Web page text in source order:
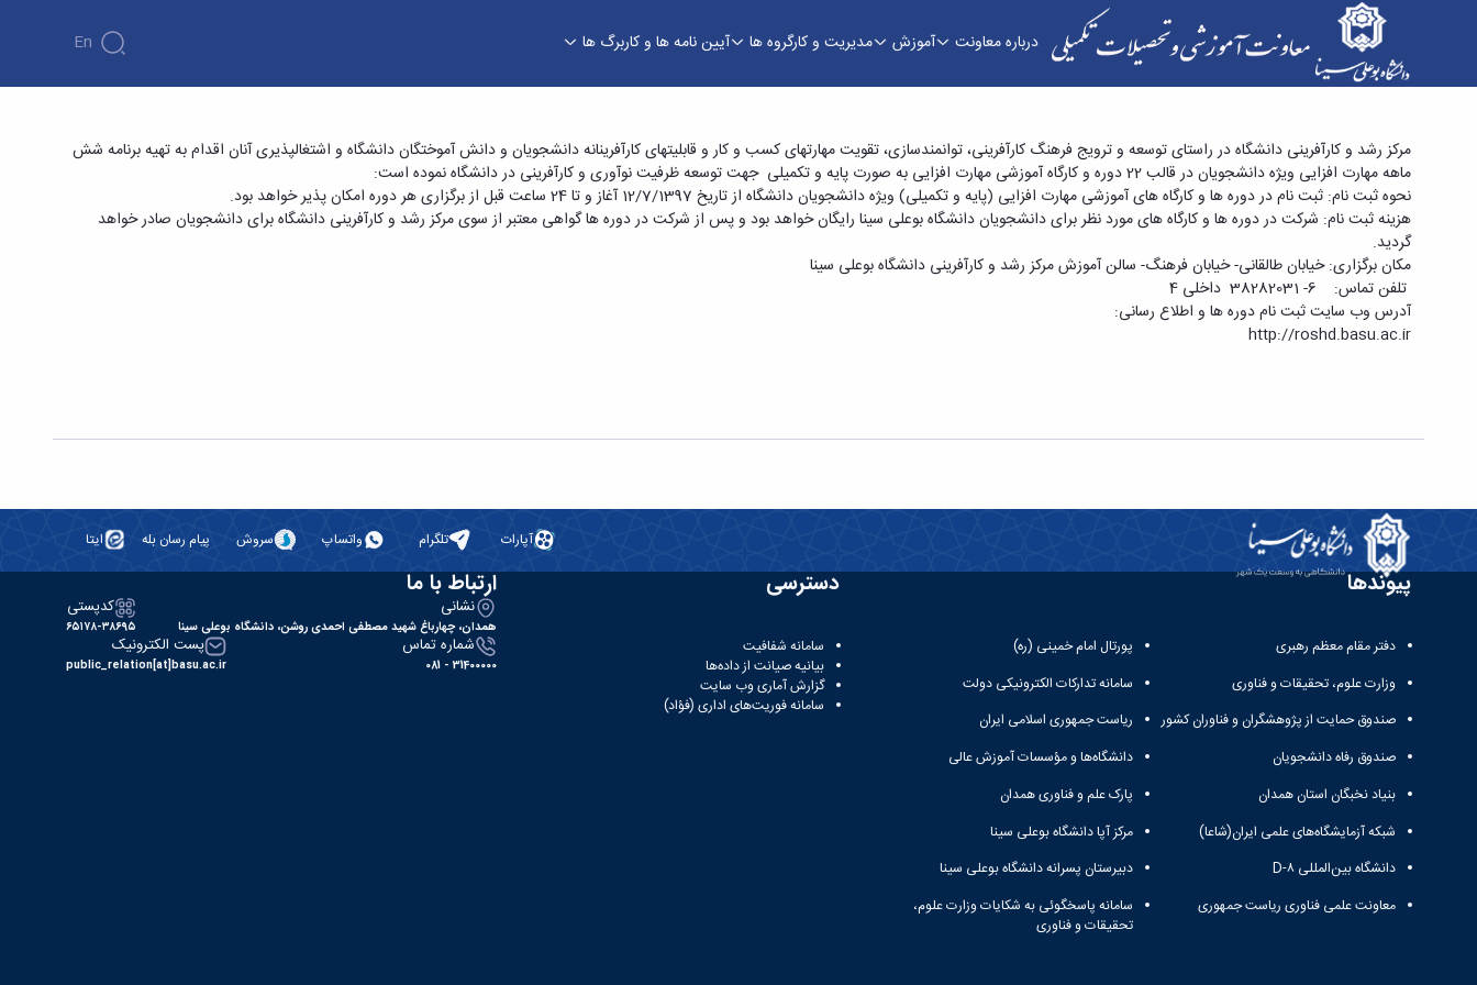
درباره معاونت آموزش مدیریت و کارگروه ها آیین نامه ها و کاربرگ ها En
برگزاری دوره های آموزشی مهارت افزایی (پایه و تکمیلی) ویژه دانشجویان دانشگاه بوعلی سینا در حوزه کارآفرینی و مهارت های کسب و کار - معاونت
آموزشی و تحصیلات تکمیلی
مرکز رشد و کارآفرینی دانشگاه در راستای توسعه و ترویج فرهنگ کارآفرینی، توانمندسازی، تقویت مهارت­های کسب و کار و قابلیت­های کارآفرینانه دانشجویان و دانش آموختگان دانشگاه و اشتغال­پذیری آنان اقدام به تهیه برنامه شش
ماهه مهارت افزایی ویژه دانشجویان در قالب 22 دوره و کارگاه آموزشی مهارت افزایی به صورت پایه و تکمیلی جهت توسعه ظرفیت نوآوری و کارآفرینی در دانشگاه نموده است:
نحوه ثبت نام: ثبت نام در دوره ها و کارگاه های آموزشی مهارت افزایی (پایه و تکمیلی) ویژه دانشجویان دانشگاه از تاریخ 12/7/1397 آغاز و تا 24 ساعت قبل از برگزاری هر دوره امکان پذیر خواهد بود.
هزینه ثبت نام: شرکت در دوره ها و کارگاه های مورد نظر برای دانشجویان دانشگاه بوعلی سینا رایگان خواهد بود و پس از شرکت در دوره ها گواهی معتبر از سوی مرکز رشد و کارآفرینی دانشگاه برای دانشجویان صادر خواهد
گردید.
مکان برگزاری: خیابان طالقانی- خیابان فرهنگ- سالن آموزش مرکز رشد و کارآفرینی دانشگاه بوعلی سینا
تلفن تماس: 6- 38282031 داخلی 4
آدرس وب سایت ثبت نام دوره ها و اطلاع رسانی:
http://roshd.basu.ac.ir
آپارات تلگرام واتساپ سروش پیام رسان بله ایتا
پیوندها
دفتر مقام معظم رهبری
وزارت علوم، تحقیقات و فناوری
صندوق حمایت از پژوهشگران و فناوران کشور
صندوق رفاه دانشجویان
بنیاد نخبگان استان همدان
شبکه آزمایشگاه‌های علمی ایران(شاعا)
دانشگاه بین‌المللی D-۸
معاونت علمی فناوری ریاست جمهوری
پورتال امام خمینی (ره)
سامانه تدارکات الکترونیکی دولت
ریاست جمهوری اسلامی ایران
دانشگاه‌ها و مؤسسات آموزش عالی
پارک علم و فناوری همدان
مرکز آپا دانشگاه بوعلی سینا
دبیرستان پسرانه دانشگاه بوعلی سینا
سامانه پاسخگوئی به شکایات وزارت علوم،
تحقیقات و فناوری
دسترسی
سامانه شفافیت
بیانیه صیانت از داده‌ها
گزارش آماری وب‌ سایت
سامانه فوریت‌های اداری (فؤاد)
ارتباط با ما
نشانی
همدان، چهارباغ شهید مصطفی احمدی روشن، دانشگاه بوعلی سینا
کدپستی
۶۵۱۷۸-۳۸۶۹۵
شماره تماس
31400000 - 081
پست الکترونیک
public_relation[at]basu.ac.ir